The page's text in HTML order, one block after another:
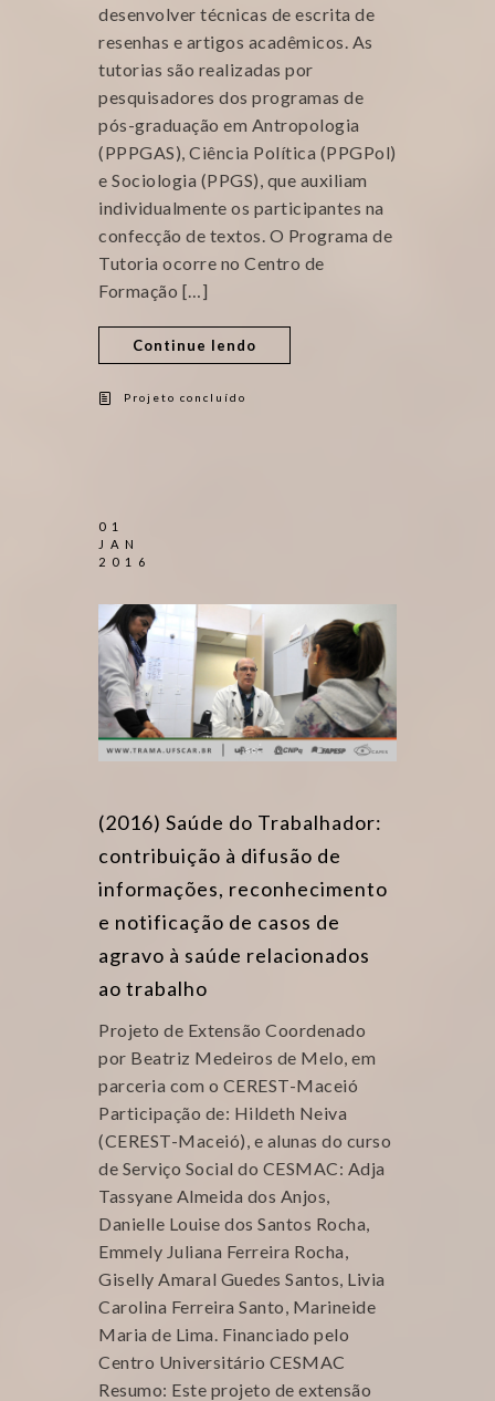
desenvolver técnicas de escrita de
resenhas e artigos acadêmicos. As
tutorias são realizadas por
pesquisadores dos programas de
pós-graduação em Antropologia
(PPPGAS), Ciência Política (PPGPol)
e Sociologia (PPGS), que auxiliam
individualmente os participantes na
confecção de textos. O Programa de
Tutoria ocorre no Centro de
Formação […]
Continue lendo
Projeto concluído
01
JAN
2016
(2016) Saúde do Trabalhador:
contribuição à difusão de
informações, reconhecimento
e notificação de casos de
agravo à saúde relacionados
ao trabalho
Projeto de Extensão Coordenado
por Beatriz Medeiros de Melo, em
parceria com o CEREST-Maceió
Participação de: Hildeth Neiva
(CEREST-Maceió), e alunas do curso
de Serviço Social do CESMAC: Adja
Tassyane Almeida dos Anjos,
Danielle Louise dos Santos Rocha,
Emmely Juliana Ferreira Rocha,
Giselly Amaral Guedes Santos, Livia
Carolina Ferreira Santo, Marineide
Maria de Lima. Financiado pelo
Centro Universitário CESMAC
Resumo: Este projeto de extensão